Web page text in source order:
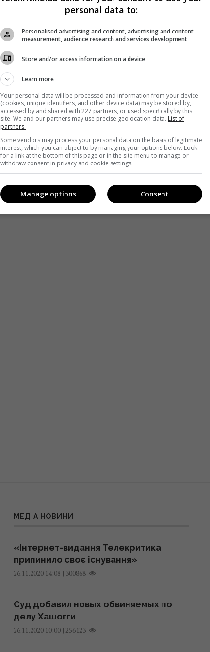
МЕДІА НОВИНИ
«Інтернет-видання Телекритика
припинило своє існування»
26.11.2020 14:08 | 300868
Суд добавил новых обвиняемых по
делу Хашогги
26.11.2020 10:00| 256123
personal data to:
Personalised advertising and content, advertising and content
measurement, audience research and services development
Store and/or access information on a device
Learn more
Your personal data will be processed and information from your device
(cookies, unique identifiers, and other device data) may be stored by,
accessed by and shared with 227 partners, or used specifically by this
site. We and our partners may use precise geolocation data. List of
partners.
Some vendors may process your personal data on the basis of legitimate
interest, which you can object to by managing your options below. Look
for a link at the bottom of this page or in the site menu to manage or
withdraw consent in privacy and cookie settings.
Consent
Manage options